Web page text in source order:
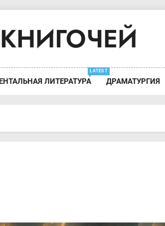
КНИГОЧЕЙ
ЛИТЕРАТУРА
LATEST
ДРАМАТУРГИЯ